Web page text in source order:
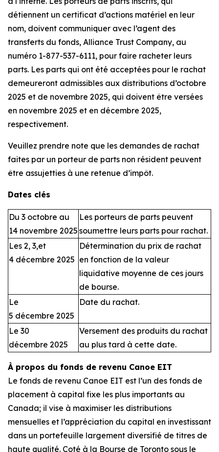
détiennent un certificat d’actions matériel en leur
nom, doivent communiquer avec l’agent des
transferts du fonds, Alliance Trust Company, au
numéro 1-877-537-6111, pour faire racheter leurs
parts. Les parts qui ont été acceptées pour le rachat
demeureront admissibles aux distributions d’octobre
2025 et de novembre 2025, qui doivent être versées
en novembre 2025 et en décembre 2025,
respectivement.
Veuillez prendre note que les demandes de rachat
faites par un porteur de parts non résident peuvent
être assujetties à une retenue d’impôt.
Dates clés
Du 3 octobre au
14 novembre 2025
Les porteurs de parts peuvent
soumettre leurs parts pour rachat.
Les 2, 3,et
4 décembre 2025
Détermination du prix de rachat
en fonction de la valeur
liquidative moyenne de ces jours
de bourse.
Le
5 décembre 2025
Date du rachat.
Le 30
décembre 2025
Versement des produits du rachat
au plus tard à cette date.
À propos du fonds de revenu Canoe EIT
Le fonds de revenu Canoe EIT est l’un des fonds de
placement à capital fixe les plus importants au
Canada; il vise à maximiser les distributions
mensuelles et l’appréciation du capital en investissant
dans un portefeuille largement diversifié de titres de
haute qualité. Coté à la Bourse de Toronto sous le